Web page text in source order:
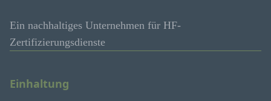
Ein nachhaltiges Unternehmen für HF-
Zertifizierungsdienste
Einhaltung